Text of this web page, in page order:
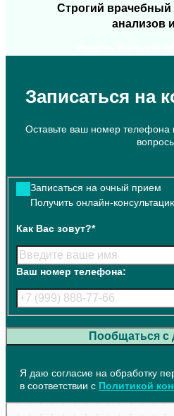
Строгий врачебный
анализов
Записаться на
Оставьте ваш номер телефона
Записаться на очный прием
Получить онлайн-
Как Вас зовут?*
Ваш номер телефона:
Пообщаться с
Я даю согласие на обработку
в соответствии с Политикой